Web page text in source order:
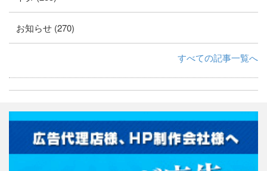
お知らせ (270)
すべての記事一覧へ